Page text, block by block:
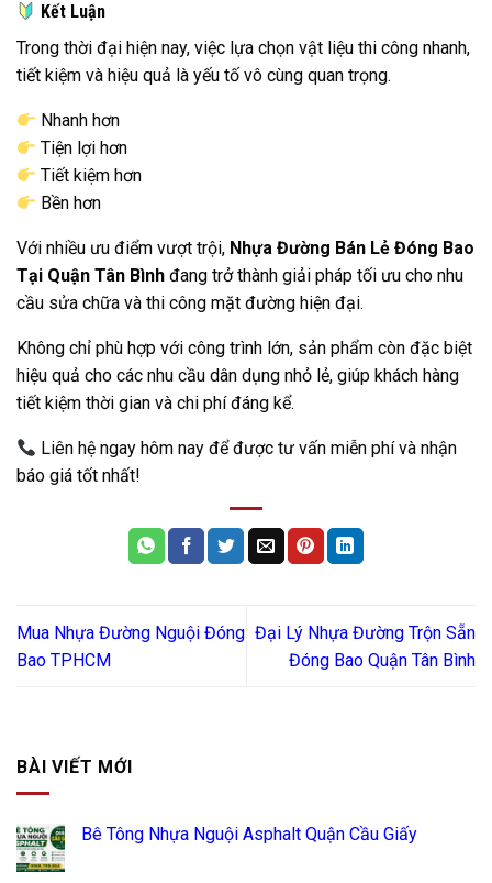
Kết Luận
Trong thời đại hiện nay, việc lựa chọn vật liệu thi công nhanh,
tiết kiệm và hiệu quả là yếu tố vô cùng quan trọng.
Nhanh hơn
Tiện lợi hơn
Tiết kiệm hơn
Bền hơn
Với nhiều ưu điểm vượt trội, Nhựa Đường Bán Lẻ Đóng Bao
Tại Quận Tân Bình đang trở thành giải pháp tối ưu cho nhu
cầu sửa chữa và thi công mặt đường hiện đại.
Không chỉ phù hợp với công trình lớn, sản phẩm còn đặc biệt
hiệu quả cho các nhu cầu dân dụng nhỏ lẻ, giúp khách hàng
tiết kiệm thời gian và chi phí đáng kể.
Liên hệ ngay hôm nay để được tư vấn miễn phí và nhận
báo giá tốt nhất!
Mua Nhựa Đường Nguội Đóng
Bao TPHCM
Đại Lý Nhựa Đường Trộn Sẵn
Đóng Bao Quận Tân Bình
BÀI VIẾT MỚI
Bê Tông Nhựa Nguội Asphalt Quận Cầu Giấy